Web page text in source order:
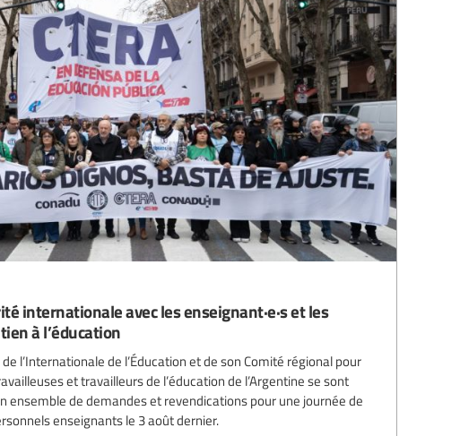
internationale avec les enseignant·e·s et les
à l’éducation
l’Internationale de l’Éducation et de son Comité régional pour
et travailleurs de l’éducation de l’Argentine se sont
ensemble de demandes et revendications pour une journée de
enseignants le 3 août dernier.